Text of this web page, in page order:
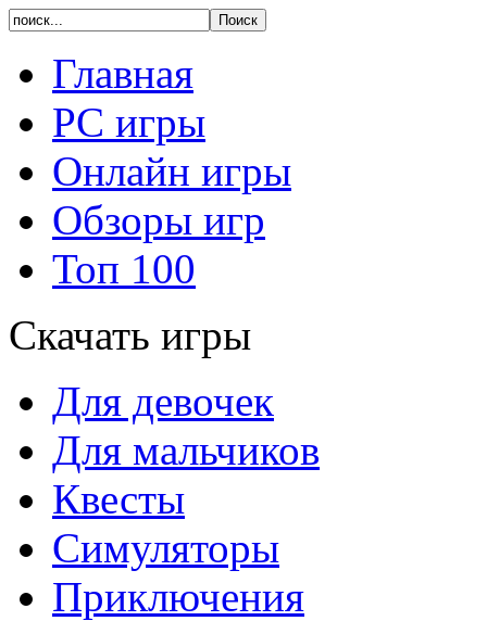
Главная
PC игры
Онлайн игры
Обзоры игр
Топ 100
Скачать игры
Для девочек
Для мальчиков
Квесты
Симуляторы
Приключения